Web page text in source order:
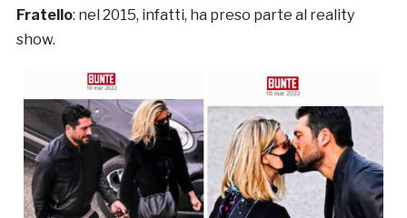
Fratello: nel 2015, infatti, ha preso parte al reality
show.